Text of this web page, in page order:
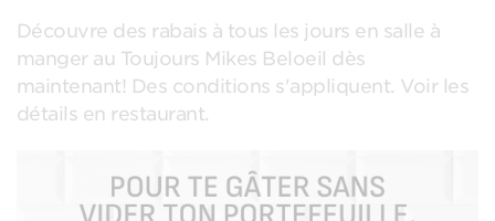
Découvre des rabais à tous les jours en salle à
manger au Toujours Mikes Beloeil dès
maintenant! Des conditions s'appliquent. Voir les
détails en restaurant.